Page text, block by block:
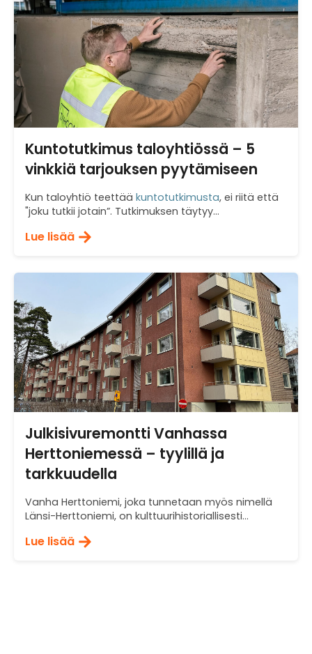
Kuntotutkimus taloyhtiössä – 5
vinkkiä tarjouksen pyytämiseen
Kun taloyhtiö teettää kuntotutkimusta, ei riitä että
"joku tutkii jotain”. Tutkimuksen täytyy...
Lue lisää
Julkisivuremontti Vanhassa
Herttoniemessä – tyylillä ja
tarkkuudella
Vanha Herttoniemi, joka tunnetaan myös nimellä
Länsi-Herttoniemi, on kulttuurihistoriallisesti...
Lue lisää